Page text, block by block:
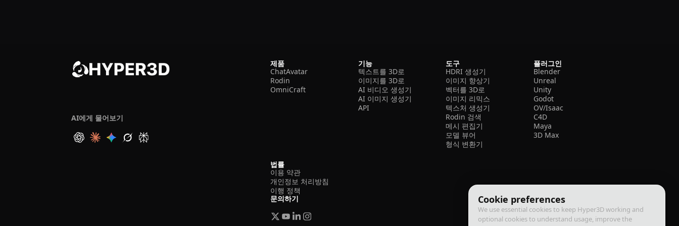
Cookie preferences
We use essential cookies to keep Hyper3D working and
optional cookies to understand usage, improve the
AI에게 물어보기
제품
ChatAvatar
Rodin
OmniCraft
기능
텍스트를 3D로
이미지를 3D로
AI 비디오 생성기
AI 이미지 생성기
API
도구
HDRI 생성기
이미지 향상기
벡터를 3D로
이미지 리믹스
텍스처 생성기
Rodin 검색
메시 편집기
모델 뷰어
형식 변환기
플러그인
Blender
Unreal
Unity
Godot
OV/Isaac
C4D
Maya
3D Max
법률
이용 약관
개인정보 처리방침
이행 정책
문의하기